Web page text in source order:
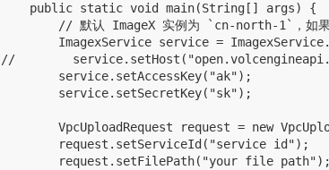
    public static void main(String[] args) {
// 默认 ImageX 实例为 `cn-north-1`，如
ImagexService service =
//
        service.setAccessKey("ak");
        service.setSecretKey("sk");
VpcUploadRequest request = new
request.setServiceId("service id");
request.setFilePath("your file path");